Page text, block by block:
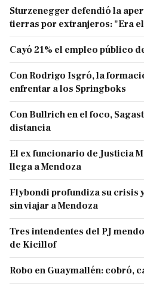
Sturzenegger defendió la
tierras por extranjeros: "Era
Cayó 21% el empleo público
Con Rodrigo Isgró, la
enfrentar a los Springboks
Con Bullrich en el foco,
distancia
El ex funcionario de Justicia
llega a Mendoza
Flybondi profundiza su crisis
sin viajar a Mendoza
Tres intendentes del PJ
de Kicillof
Robo en Guaymallén: cobró,